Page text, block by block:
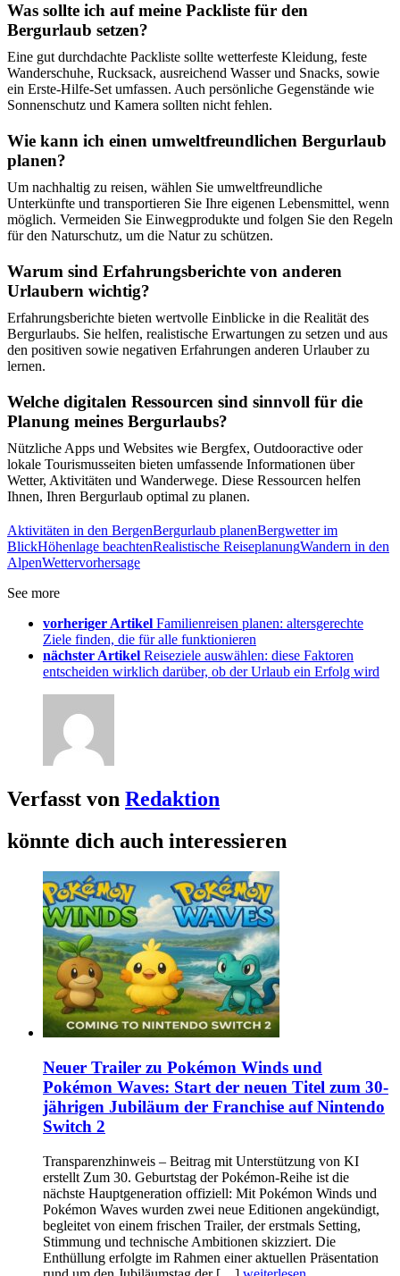
Was sollte ich auf meine Packliste für den
Bergurlaub setzen?
Eine gut durchdachte Packliste sollte wetterfeste Kleidung, feste
Wanderschuhe, Rucksack, ausreichend Wasser und Snacks, sowie
ein Erste-Hilfe-Set umfassen. Auch persönliche Gegenstände wie
Sonnenschutz und Kamera sollten nicht fehlen.
Wie kann ich einen umweltfreundlichen Bergurlaub
planen?
Um nachhaltig zu reisen, wählen Sie umweltfreundliche
Unterkünfte und transportieren Sie Ihre eigenen Lebensmittel, wenn
möglich. Vermeiden Sie Einwegprodukte und folgen Sie den Regeln
für den Naturschutz, um die Natur zu schützen.
Warum sind Erfahrungsberichte von anderen
Urlaubern wichtig?
Erfahrungsberichte bieten wertvolle Einblicke in die Realität des
Bergurlaubs. Sie helfen, realistische Erwartungen zu setzen und aus
den positiven sowie negativen Erfahrungen anderen Urlauber zu
lernen.
Welche digitalen Ressourcen sind sinnvoll für die
Planung meines Bergurlaubs?
Nützliche Apps und Websites wie Bergfex, Outdooractive oder
lokale Tourismusseiten bieten umfassende Informationen über
Wetter, Aktivitäten und Wanderwege. Diese Ressourcen helfen
Ihnen, Ihren Bergurlaub optimal zu planen.
Aktivitäten in den BergenBergurlaub planenBergwetter im
BlickHöhenlage beachtenRealistische ReiseplanungWandern in den
AlpenWettervorhersage
See more
vorheriger Artikel Familienreisen planen: altersgerechte
Ziele finden, die für alle funktionieren
nächster Artikel Reiseziele auswählen: diese Faktoren
entscheiden wirklich darüber, ob der Urlaub ein Erfolg wird
Verfasst von Redaktion
könnte dich auch interessieren
Neuer Trailer zu Pokémon Winds und
Pokémon Waves: Start der neuen Titel zum 30-
jährigen Jubiläum der Franchise auf Nintendo
Switch 2
Transparenzhinweis – Beitrag mit Unterstützung von KI
erstellt Zum 30. Geburtstag der Pokémon-Reihe ist die
nächste Hauptgeneration offiziell: Mit Pokémon Winds und
Pokémon Waves wurden zwei neue Editionen angekündigt,
begleitet von einem frischen Trailer, der erstmals Setting,
Stimmung und technische Ambitionen skizziert. Die
Enthüllung erfolgte im Rahmen einer aktuellen Präsentation